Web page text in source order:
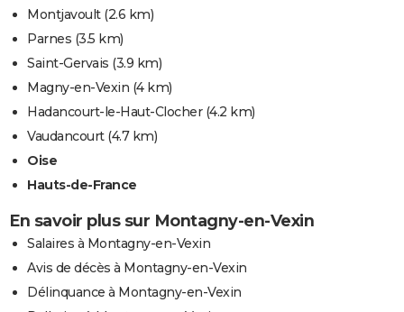
Montjavoult(2.6 km)
Parnes (3.5 km)
Saint-Gervais (3.9 km)
Magny-en-Vexin (4 km)
Hadancourt-le-Haut-Clocher(4.2 km)
Vaudancourt(4.7 km)
Oise
Hauts-de-France
En savoir plus sur Montagny-en-Vexin
Salaires à Montagny-en-Vexin
Avis de décès à Montagny-en-Vexin
Délinquance à Montagny-en-Vexin